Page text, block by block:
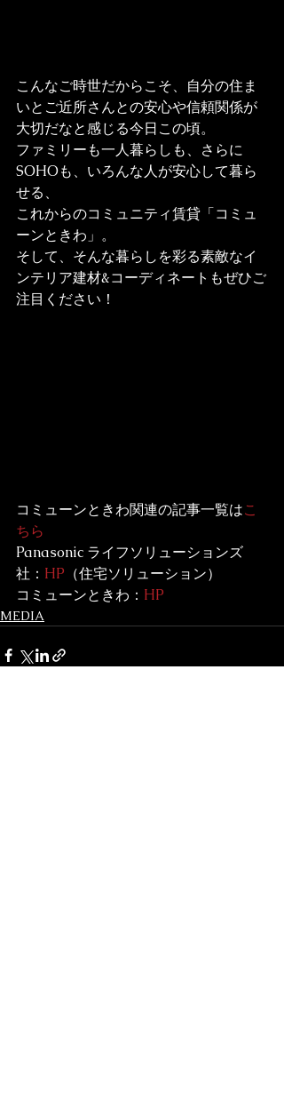
こんなご時世だからこそ、自分の住ま
いとご近所さんとの安心や信頼関係が
大切だなと感じる今日この頃。
ファミリーも一人暮らしも、さらに
SOHOも、いろんな人が安心して暮ら
せる、
これからのコミュニティ賃貸「コミュ
ーンときわ」。
そして、そんな暮らしを彩る素敵なイ
ンテリア建材&コーディネートもぜひご
注目ください！
コミューンときわ関連の記事一覧はこ
ちら
Panasonic ライフソリューションズ
社： HP （住宅ソリューション）
コミューンときわ： HP
MEDIA